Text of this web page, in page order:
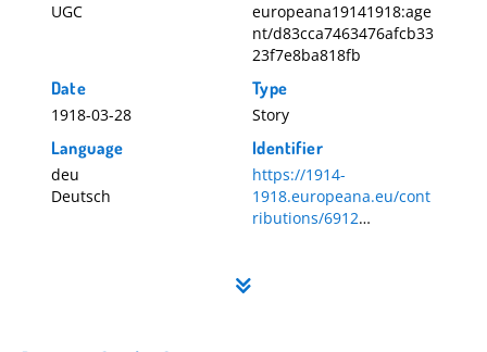
UGC
europeana19141918:age
nt/d83cca7463476afcb33
23f7e8ba818fb
Date
1918-03-28
Type
Story
Language
deu
Deutsch
Identifier
https://1914-
1918.europeana.eu/cont
ributions/6912